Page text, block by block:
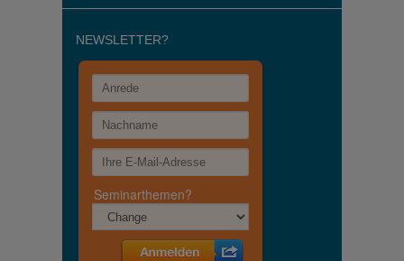
NEWSLETTER?